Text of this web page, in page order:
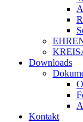
Downloads
Kontakt